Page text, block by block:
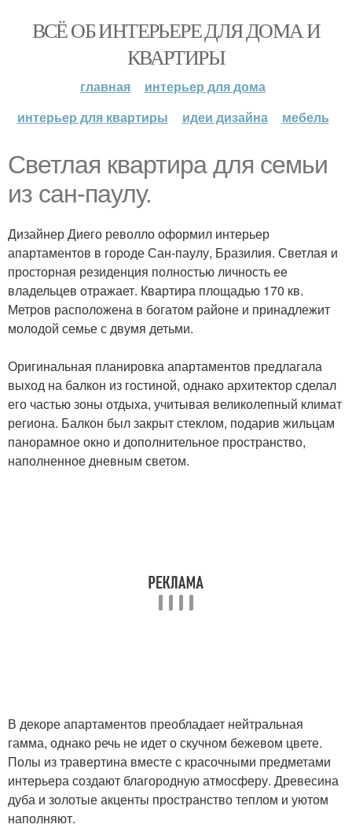
ВСЁ ОБ ИНТЕРЬЕРЕ ДЛЯ ДОМА И
КВАРТИРЫ
главная
интерьер для дома
интерьер для квартиры
идеи дизайна мебель
Светлая квартира для семьи
из сан-паулу.
Дизайнер Диего револло оформил интерьер
апартаментов в городе Сан-паулу, Бразилия. Светлая и
просторная резиденция полностью личность ее
владельцев отражает. Квартира площадью 170 кв.
Метров расположена в богатом районе и принадлежит
молодой семье с двумя детьми.
Оригинальная планировка апартаментов предлагала
выход на балкон из гостиной, однако архитектор сделал
его частью зоны отдыха, учитывая великолепный климат
региона. Балкон был закрыт стеклом, подарив жильцам
панорамное окно и дополнительное пространство,
наполненное дневным светом.
В декоре апартаментов преобладает нейтральная
гамма, однако речь не идет о скучном бежевом цвете.
Полы из травертина вместе с красочными предметами
интерьера создают благородную атмосферу. Древесина
дуба и золотые акценты пространство теплом и уютом
наполняют.